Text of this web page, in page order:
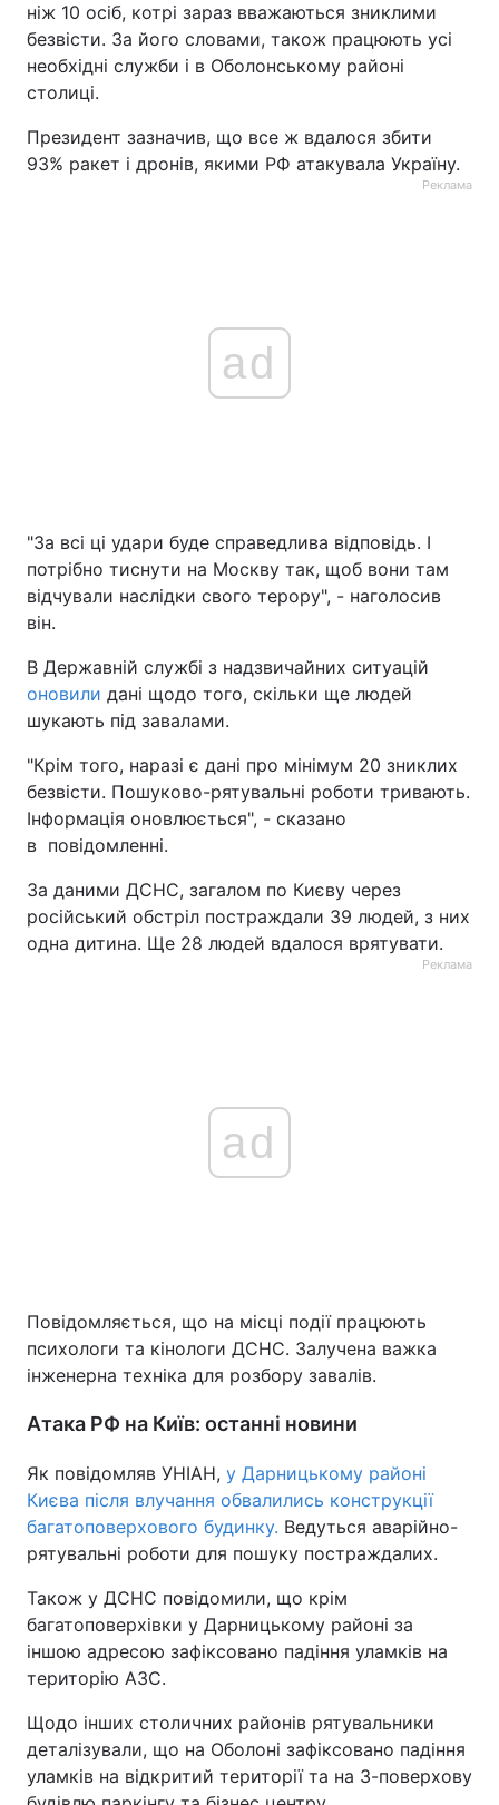
ніж 10 осіб, котрі зараз вважаються зниклими
безвісти. За його словами, також працюють усі
необхідні служби і в Оболонському районі
столиці.
Президент зазначив, що все ж вдалося збити
93% ракет і дронів, якими РФ атакувала Україну.
Реклама
ad
"За всі ці удари буде справедлива відповідь. І
потрібно тиснути на Москву так, щоб вони там
відчували наслідки свого терору", - наголосив
він.
В Державній службі з надзвичайних ситуацій
оновили дані щодо того, скільки ще людей
шукають під завалами.
"Крім того, наразі є дані про мінімум 20 зниклих
безвісти. Пошуково-рятувальні роботи тривають.
Інформація оновлюється", - сказано
в повідомленні.
За даними ДСНС, загалом по Києву через
російський обстріл постраждали 39 людей, з них
одна дитина. Ще 28 людей вдалося врятувати.
Реклама
ad
Повідомляється, що на місці події працюють
психологи та кінологи ДСНС. Залучена важка
інженерна техніка для розбору завалів.
Атака РФ на Київ: останні новини
Як повідомляв УНІАН, у Дарницькому районі
Києва після влучання обвалились конструкції
багатоповерхового будинку. Ведуться аварійно-
рятувальні роботи для пошуку постраждалих.
Також у ДСНС повідомили, що крім
багатоповерхівки у Дарницькому районі за
іншою адресою зафіксовано падіння уламків на
територію АЗС.
Щодо інших столичних районів рятувальники
деталізували, що на Оболоні зафіксовано падіння
уламків на відкритий території та на 3-поверхову